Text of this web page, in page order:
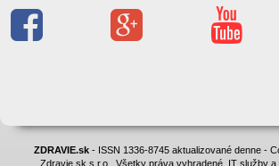
ZDRAVIE.sk- ISSN 1336-8745 aktualizované denne -
Zdravie.sk s.r.o., Všetky práva vyhradené. IT služby a